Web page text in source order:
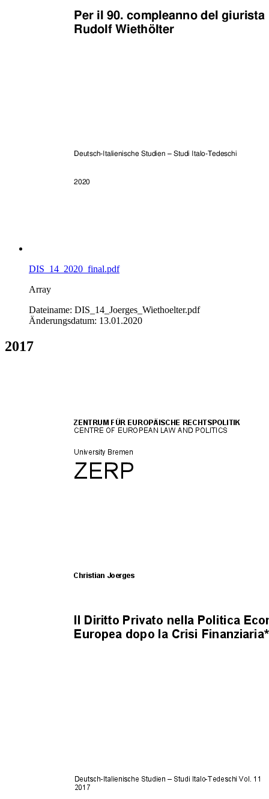
DIS_14_2020_final.pdf
Array
Dateiname: DIS_14_Joerges_Wiethoelter.pdf
Änderungsdatum: 13.01.2020
2017